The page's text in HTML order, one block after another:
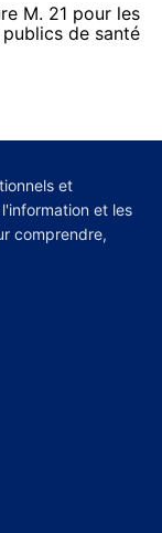
M. 21 pour les
de santé
et
et les
comprendre,